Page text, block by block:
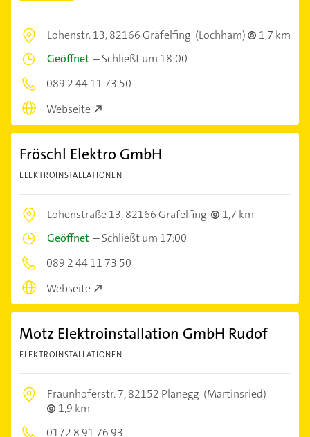
Lohenstr. 13,82166 Gräfelfing (Lochham)
1,7 km
Geöffnet –Schließt um 18:00
089 2 44 11 73 50
Webseite
Fröschl Elektro GmbH
ELEKTROINSTALLATIONEN
Lohenstraße 13,82166 Gräfelfing
1,7 km
Geöffnet –Schließt um 17:00
089 2 44 11 73 50
Webseite
Motz Elektroinstallation GmbH Rudof
ELEKTROINSTALLATIONEN
Fraunhoferstr. 7,82152 Planegg (Martinsried)
1,9 km
0172 8 91 76 93